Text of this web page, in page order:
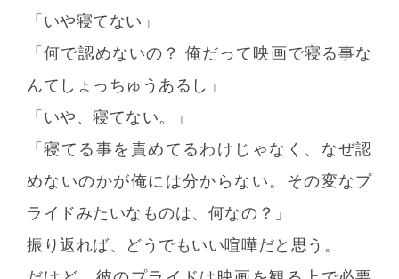
「いや寝てない」
「何で認めないの？ 俺だって映画で寝る事な
んてしょっちゅうあるし」
「いや、寝てない。」
「寝てる事を責めてるわけじゃなく、なぜ認
めないのかが俺には分からない。その変なプ
ライドみたいなものは、何なの？」
振り返れば、どうでもいい喧嘩だと思う。